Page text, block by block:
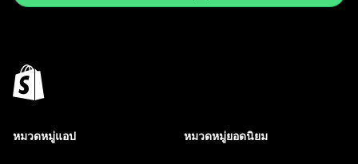
หมวดหมู่แอป หมวดหมู่ยอดนิยม